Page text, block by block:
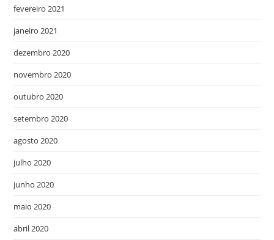
fevereiro 2021
janeiro 2021
dezembro 2020
novembro 2020
outubro 2020
setembro 2020
agosto 2020
julho 2020
junho 2020
maio 2020
abril 2020